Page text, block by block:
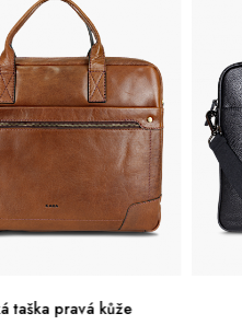
taška pravá kůže